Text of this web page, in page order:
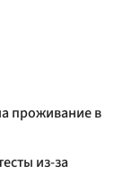
проживание в
из-за